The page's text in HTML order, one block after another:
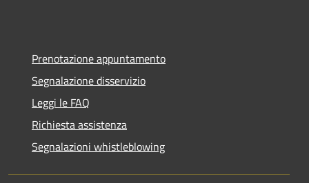
Prenotazione appuntamento
Segnalazione disservizio
Leggi le FAQ
Richiesta assistenza
Segnalazioni whistleblowing